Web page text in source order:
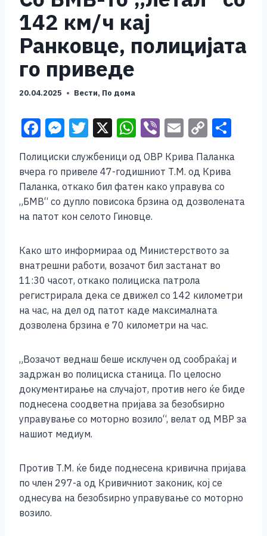
142 км/ч кај
Ранковце, полицијата
го приведе
20.04.2025 Вести, По дома
F
c
e
b
o
o
k
M
ss
e
n
g
er
T
wi
tt
er
X W
h
at
s
A
p
p
Vi
b
er
E
m
ai
l
C
p
y
Li
k
ar
Полициски службеници од ОВР Крива Паланка
вчера го привеле 47-годишниот Т.М. од Крива
Паланка, откако бил фатен како управува со
„БМВ“ со дупло повисока брзина од дозволената
на патот кон селото Гиновце.
Како што информираа од Министерството за
внатрешни работи, возачот бил застанат во
11:30 часот, откако полициска патрола
регистрирала дека се движел со 142 километри
на час, на дел од патот каде максималната
дозволена брзина е 70 километри на час.
„Возачот веднаш беше исклучен од сообраќај и
задржан во полициска станица. По целосно
документирање на случајот, против него ќе биде
поднесена соодветна пријава за безобѕирно
управување со моторно возило“, велат од МВР за
нашиот медиум.
Против Т.М. ќе биде поднесена кривична пријава
по член 297-а од Кривичниот законик, кој се
однесува на безобѕирно управување со моторно
возило.